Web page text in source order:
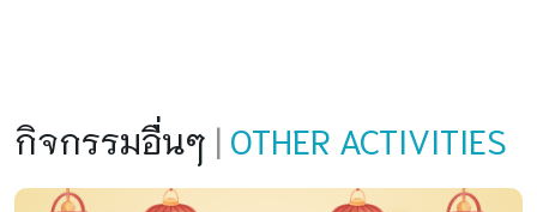
กิจกรรมอื่นๆ | OTHER ACTIVITIES